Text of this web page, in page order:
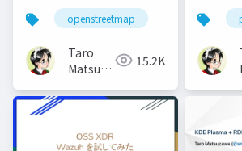
openstreetmap
Taro
Matsuzawa
btm
15.2K